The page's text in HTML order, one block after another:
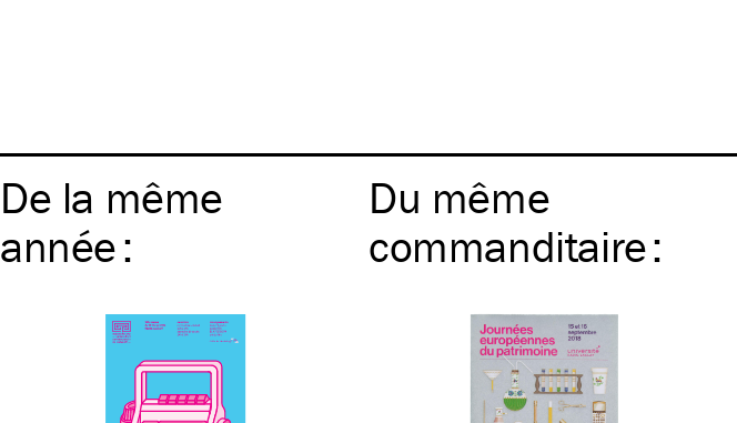
De la même
année:
Du même
commanditaire: